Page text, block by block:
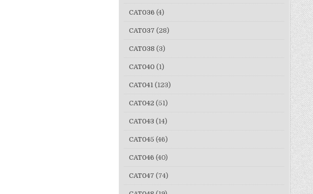
CAT036 (4)
CAT037 (28)
CAT038 (3)
CAT040 (1)
CAT041 (123)
CAT042 (51)
CAT043 (14)
CAT045 (46)
CAT046 (40)
CAT047 (74)